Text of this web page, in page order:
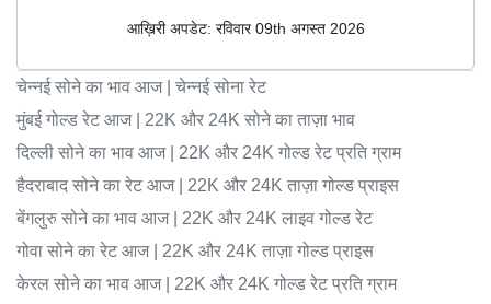
आख़िरी अपडेट: रविवार 09th अगस्त 2026
चेन्नई सोने का भाव आज | चेन्नई सोना रेट
मुंबई गोल्ड रेट आज | 22K और 24K सोने का ताज़ा भाव
दिल्ली सोने का भाव आज | 22K और 24K गोल्ड रेट प्रति ग्राम
हैदराबाद सोने का रेट आज | 22K और 24K ताज़ा गोल्ड प्राइस
बेंगलुरु सोने का भाव आज | 22K और 24K लाइव गोल्ड रेट
गोवा सोने का रेट आज | 22K और 24K ताज़ा गोल्ड प्राइस
केरल सोने का भाव आज | 22K और 24K गोल्ड रेट प्रति ग्राम